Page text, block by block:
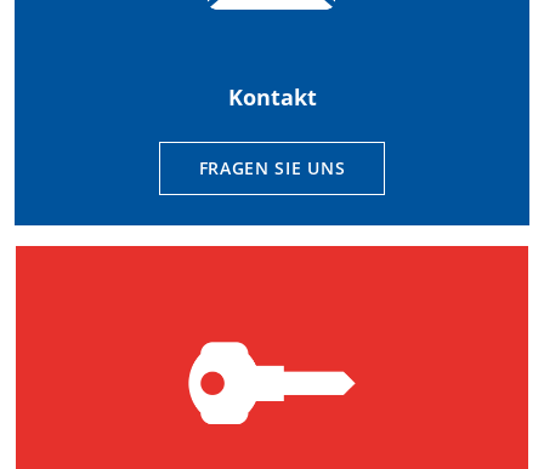
Kontakt
FRAGEN SIE UNS